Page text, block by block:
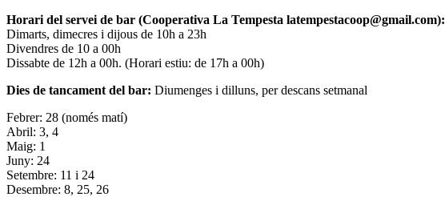
Horari del servei de bar (Cooperativa La Tempesta latempestacoop@gmail.com):
Dimarts, dimecres i dijous de 10h a 23h
Divendres de 10 a 00h
Dissabte de 12h a 00h. (Horari estiu: de 17h a 00h)
Dies de tancament del bar: Diumenges i dilluns, per descans setmanal
Febrer: 28 (només matí)
Abril: 3, 4
Maig: 1
Juny: 24
Setembre: 11 i 24
Desembre: 8, 25, 26